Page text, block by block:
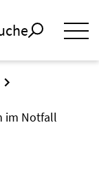
im Notfall